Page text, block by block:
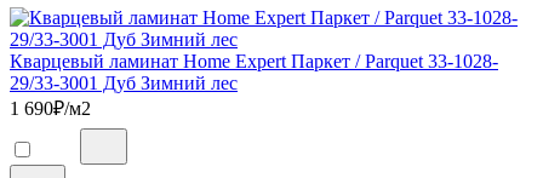
Кварцевый ламинат Home Expert Паркет / Parquet 33-1028-
29/33-3001 Дуб Зимний лес
1 690₽/м2